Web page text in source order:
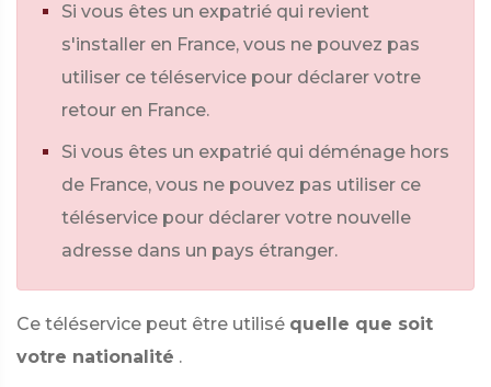
Si vous êtes un expatrié qui revient
s'installer en France, vous ne pouvez pas
utiliser ce téléservice pour déclarer votre
retour en France.
Si vous êtes un expatrié qui déménage hors
de France, vous ne pouvez pas utiliser ce
téléservice pour déclarer votre nouvelle
adresse dans un pays étranger.
Ce téléservice peut être utilisé quelle que soit
votre nationalité .